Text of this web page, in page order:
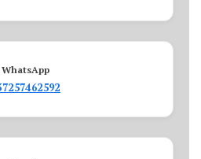
WhatsApp